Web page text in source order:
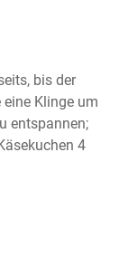
bis der
Klinge um
entspannen;
4